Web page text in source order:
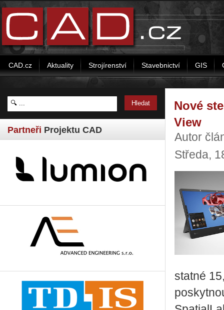
CAD.cz Aktuality Strojírenství Stavebnictví GIS
Partneři Projektu CAD
Nové
View
Autor
Středa,
stat­né